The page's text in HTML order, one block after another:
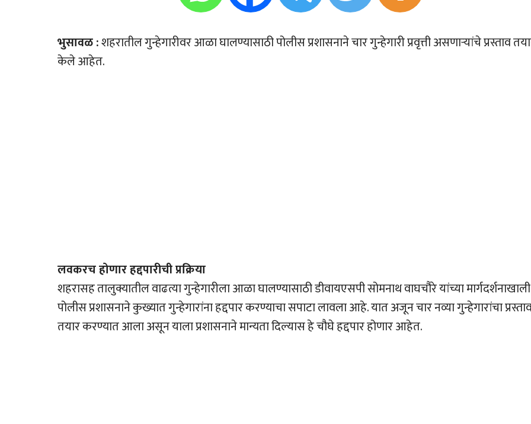
भुसावळ :शहरातील गुन्हेगारीवर आळा घालण्यासाठी पोलीस प्रशासनाने चार गुन्हेगारी प्रवृत्ती असणार्‍यांचे प्रस्ताव
केले आहेत.
लवकरच होणार हद्दपारीची प्रक्रिया
शहरासह तालुक्यातील वाढत्या गुन्हेगारीला आळा घालण्यासाठी डीवायएसपी सोमनाथ वाघचौरे यांच्या मार्गदर्शनाखाली
पोलीस प्रशासनाने कुख्यात गुन्हेगारांना हद्दपार करण्याचा सपाटा लावला आहे. यात अजून चार नव्या गुन्हेगारांचा
तयार करण्यात आला असून याला प्रशासनाने मान्यता दिल्यास हे चौघे हद्दपार होणार आहेत.